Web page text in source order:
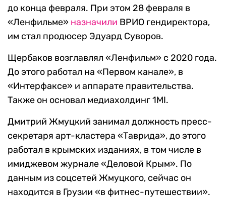
до конца февраля. При этом 28 февраля в
«Ленфильме» назначили ВРИО гендиректора,
им стал продюсер Эдуард Суворов.
Щербаков возглавлял «Ленфильм» с 2020 года.
До этого работал на «Первом канале», в
«Интерфаксе» и аппарате правительства.
Также он основал медиахолдинг 1MI.
Дмитрий Жмуцкий занимал должность пресс-
секретаря арт-кластера «Таврида», до этого
работал в крымских изданиях, в том числе в
имиджевом журнале «Деловой Крым». По
данным из соцсетей Жмуцкого, сейчас он
находится в Грузии «в фитнес-путешествии».